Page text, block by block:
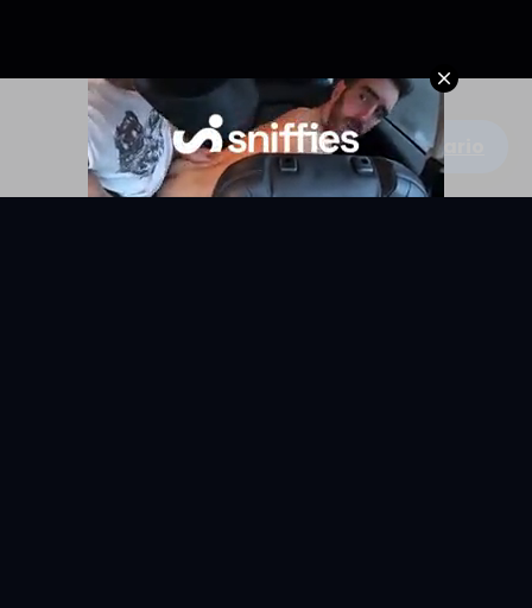
Escribe un comentario